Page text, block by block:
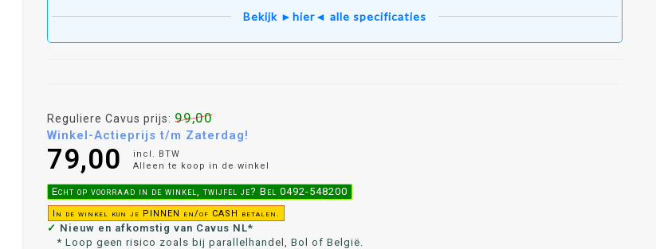
Bekijk ►hier◄ alle specificaties
Reguliere Cavus prijs: 99,00
Winkel-Actieprijs t/m Zaterdag!
79,00
incl. BTW
Alleen te koop in de winkel
Echt op voorraad in de winkel, twijfel je? Bel 0492-548200
In de winkel kun je PINNEN en/of CASH betalen.
✓ Nieuw en afkomstig van Cavus NL*
* Loop geen risico zoals bij parallelhandel, Bol of België.